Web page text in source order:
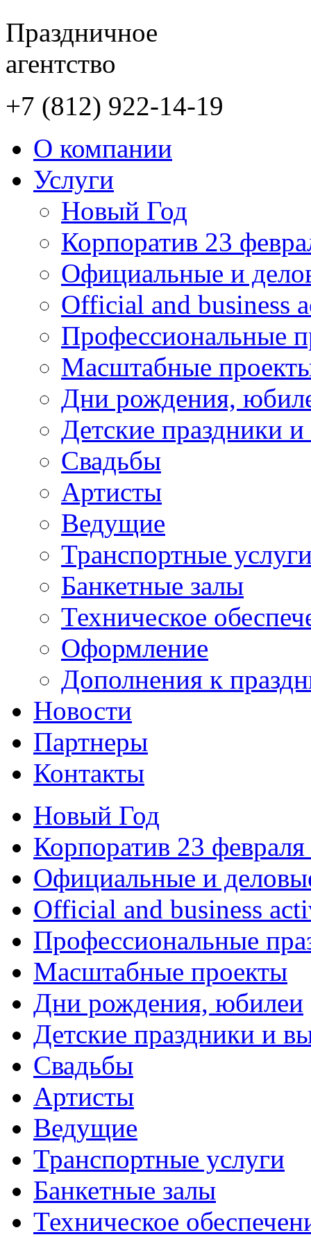
Праздничное
агентство
+7 (812) 922-14-19
О компании
Услуги
Новый Год
Корпоратив 23
Официальные и
Official and business
Профессиональные
Масштабные
Дни рождения,
Детские праздники
Свадьбы
Артисты
Ведущие
Транспортные
Банкетные залы
Техническое
Оформление
Дополнения к
Новости
Партнеры
Контакты
Новый Год
Корпоратив 23
Официальные и
Official and business
Профессиональные
Масштабные проекты
Дни рождения, юбилеи
Детские праздники и
Свадьбы
Артисты
Ведущие
Транспортные услуги
Банкетные залы
Техническое